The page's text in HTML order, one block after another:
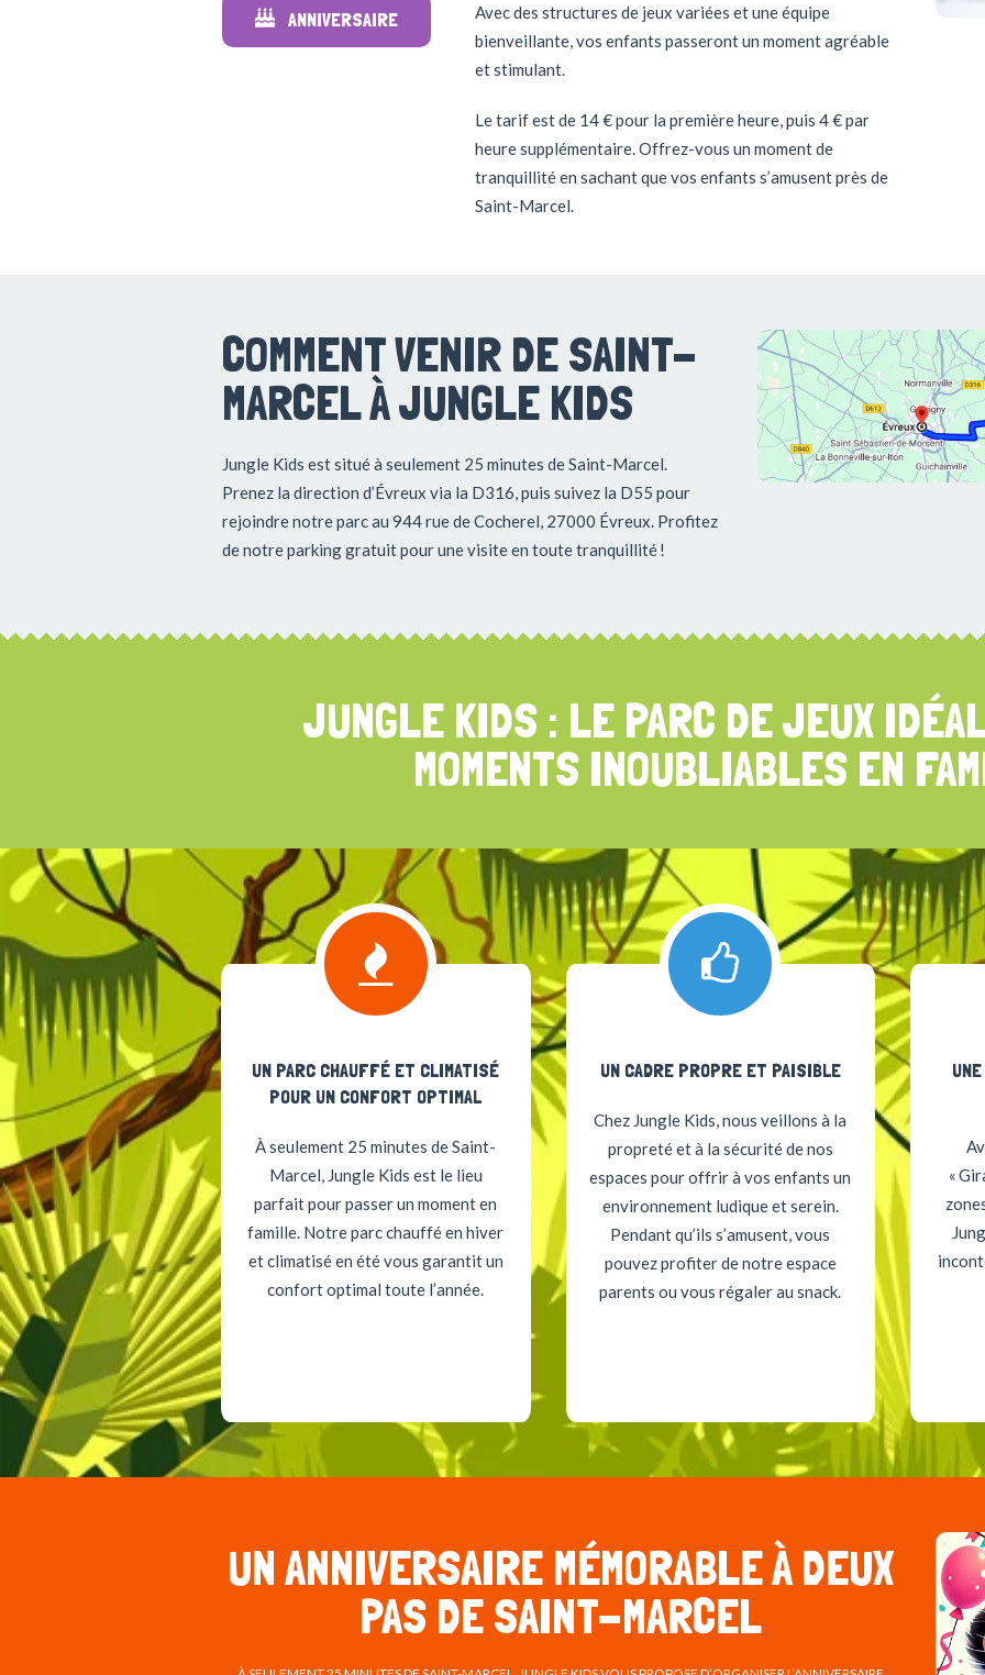
ANNIVERSAIRE
Avec des structures de jeux variées et une équipe
bienveillante, vos enfants passeront un moment agréable
et stimulant.
Le tarif est de 14 € pour la première heure, puis 4 € par
heure supplémentaire. Offrez-vous un moment de
tranquillité en sachant que vos enfants s’amusent près de
Saint-Marcel.
COMMENT VENIR DE SAINT-
MARCEL À JUNGLE KIDS
Jungle Kids est situé à seulement 25 minutes de Saint-Marcel.
Prenez la direction d’Évreux via la D316, puis suivez la D55 pour
rejoindre notre parc au 944 rue de Cocherel, 27000 Évreux. Profitez
de notre parking gratuit pour une visite en toute tranquillité !
JUNGLE KIDS : LE PARC DE JEUX
MOMENTS INOUBLIABLES EN
UN PARC CHAUFFÉ ET CLIMATISÉ
POUR UN CONFORT OPTIMAL
À seulement 25 minutes de Saint-
Marcel, Jungle Kids est le lieu
parfait pour passer un moment en
famille. Notre parc chauffé en hiver
et climatisé en été vous garantit un
confort optimal toute l’année.
UN CADRE PROPRE ET PAISIBLE
Chez Jungle Kids, nous veillons à la
propreté et à la sécurité de nos
espaces pour offrir à vos enfants un
environnement ludique et serein.
Pendant qu’ils s’amusent, vous
pouvez profiter de notre espace
parents ou vous régaler au snack.
«
UN ANNIVERSAIRE MÉMORABLE À DEUX
PAS DE SAINT-MARCEL